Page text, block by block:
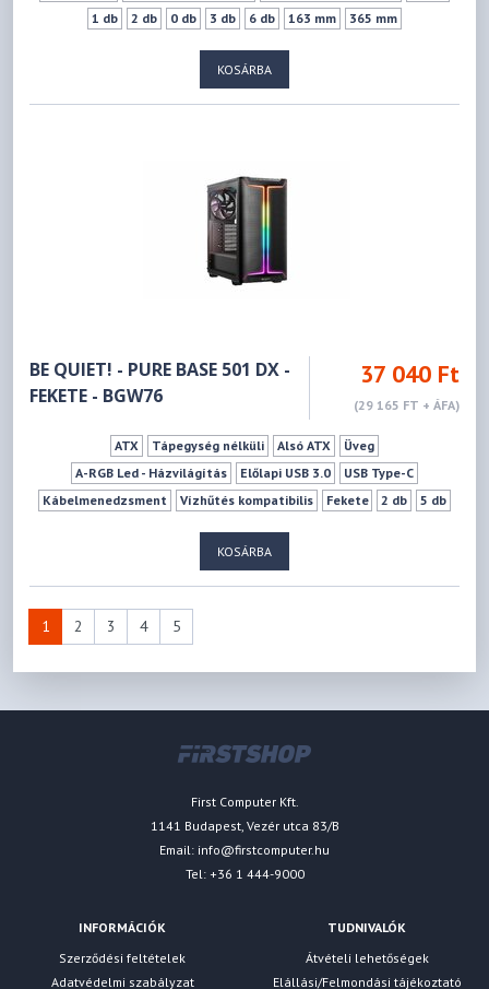
1 db
2 db 0 db 3 db 6 db 163 mm 365 mm
KOSÁRBA
BE QUIET! - PURE BASE 501 DX -
FEKETE - BGW76
37 040 Ft
(29 165 FT + ÁFA)
ATX Tápegység nélküli Alsó ATX
Üveg
A-RGB Led - Házvilágítás
Előlapi USB 3.0
USB Type-C
Kábelmenedzsment
Vízhűtés kompatibilis Fekete 2 db
5 db
KOSÁRBA
1 2 3 4 5
First Computer Kft.
1141 Budapest, Vezér utca 83/B
Email: info@firstcomputer.hu
Tel: +36 1 444-9000
INFORMÁCIÓK
Szerződési feltételek
Adatvédelmi szabályzat
TUDNIVALÓK
Átvételi lehetőségek
Elállási/Felmondási tájékoztató